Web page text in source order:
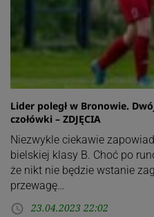
Lider poległ w Bronowie.
czołówki – ZDJĘCIA
Niezwykle ciekawie
bielskiej klasy B. Choć po
że nikt nie będzie wstanie
przewagę…
access_time 23.04.2023 22:02